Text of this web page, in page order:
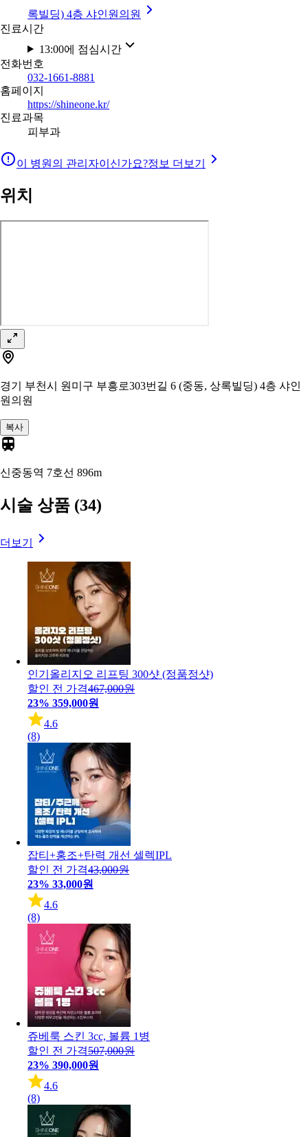
록빌딩) 4층 샤인원의원
진료시간
13:00에 점심시간
전화번호
032-1661-8881
홈페이지
https://shineone.kr/
진료과목
피부과
이 병원의 관리자이신가요?정보 더보기
위치
경기 부천시 원미구 부흥로303번길 6 (중동, 상록빌딩) 4층 샤인
원의원
복사
신중동역 7호선 896m
시술 상품 (34)
더보기
인기 올리지오 리프팅 300샷 (정품정샷)
할인 전 가격467,000원
23% 359,000원
4.6
(8)
잡티+홍조+탄력 개선 셀렉IPL
할인 전 가격43,000원
23% 33,000원
4.6
(8)
쥬베룩 스킨 3cc, 볼륨 1병
할인 전 가격507,000원
23% 390,000원
4.6
(8)